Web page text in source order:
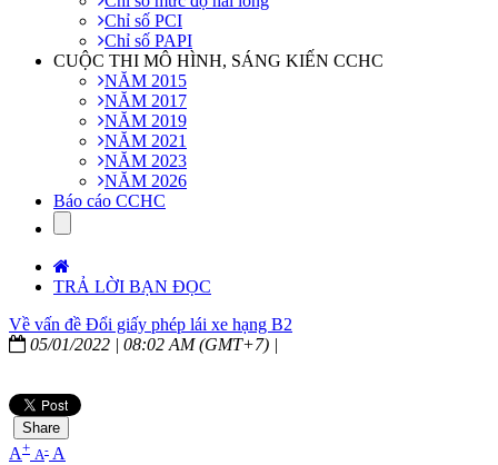
Chỉ số PCI
Chỉ số PAPI
CUỘC THI MÔ HÌNH, SÁNG KIẾN CCHC
NĂM 2015
NĂM 2017
NĂM 2019
NĂM 2021
NĂM 2023
NĂM 2026
Báo cáo CCHC
TRẢ LỜI BẠN ĐỌC
Về vấn đề Đổi giấy phép lái xe hạng B2
05/01/2022 | 08:02 AM (GMT+7) |
Share
A+ A- A